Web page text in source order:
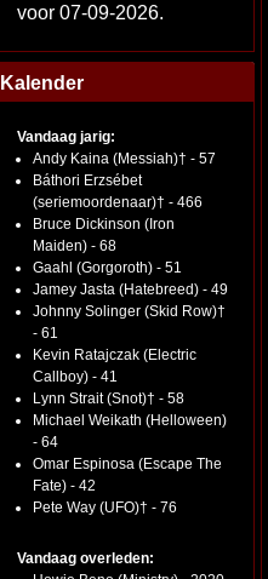
voor 07-09-2026.
Kalender
Vandaag jarig:
Andy Kaina (Messiah)† - 57
Báthori Erzsébet
(seriemoordenaar)† - 466
Bruce Dickinson (Iron
Maiden) - 68
Gaahl (Gorgoroth) - 51
Jamey Jasta (Hatebreed) - 49
Johnny Solinger (Skid Row)†
- 61
Kevin Ratajczak (Electric
Callboy) - 41
Lynn Strait (Snot)† - 58
Michael Weikath (Helloween)
- 64
Omar Espinosa (Escape The
Fate) - 42
Pete Way (UFO)† - 76
Vandaag overleden: